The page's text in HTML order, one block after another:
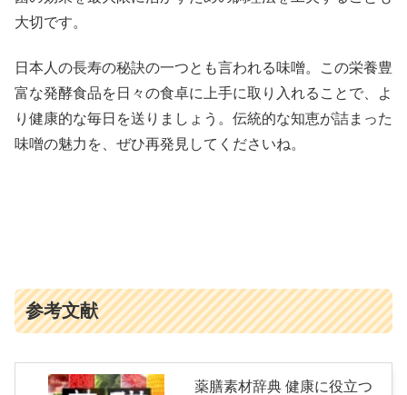
大切です。
日本人の長寿の秘訣の一つとも言われる味噌。この栄養豊
富な発酵食品を日々の食卓に上手に取り入れることで、よ
り健康的な毎日を送りましょう。伝統的な知恵が詰まった
味噌の魅力を、ぜひ再発見してくださいね。
参考文献
薬膳素材辞典 健康に役立つ